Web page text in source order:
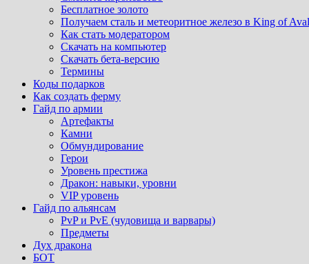
Бесплатное золото
Получаем сталь и метеоритное железо в King of
Как стать модератором
Скачать на компьютер
Скачать бета-версию
Термины
Коды подарков
Как создать ферму
Гайд по армии
Артефакты
Камни
Обмундирование
Герои
Уровень престижа
Дракон: навыки, уровни
VIP уровень
Гайд по альянсам
PvP и PvE (чудовища и варвары)
Предметы
Дух дракона
БОТ